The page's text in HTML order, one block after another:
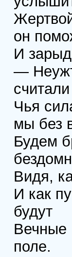
он
И
—
Чья
мы без
Будем
Видя,
И как
будут
Вечные
поле.